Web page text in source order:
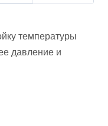
температуры
давление и